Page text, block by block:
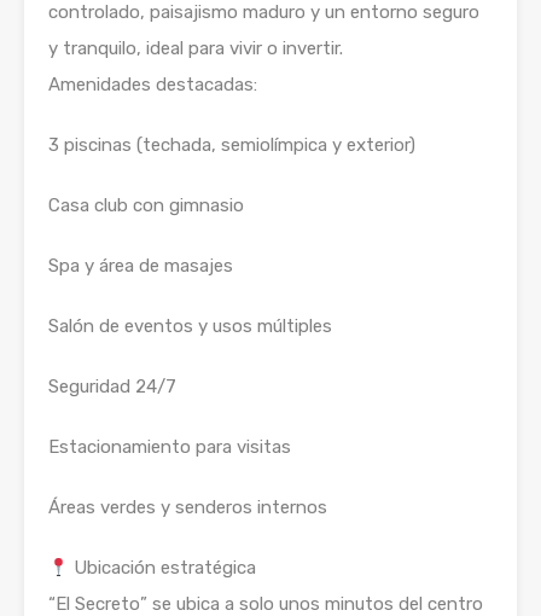
controlado, paisajismo maduro y un entorno seguro
y tranquilo, ideal para vivir o invertir.
Amenidades destacadas:
3 piscinas (techada, semiolímpica y exterior)
Casa club con gimnasio
Spa y área de masajes
Salón de eventos y usos múltiples
Seguridad 24/7
Estacionamiento para visitas
Áreas verdes y senderos internos
Ubicación estratégica
“El Secreto” se ubica a solo unos minutos del centro